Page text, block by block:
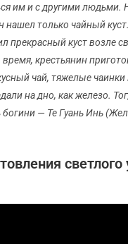
им и с другими людьми.
нашел только чайный
прекрасный куст возле
время, крестьянин
чай, тяжелые чаинки
на дно, как железо.
богини — Те Гуань Инь
светлого